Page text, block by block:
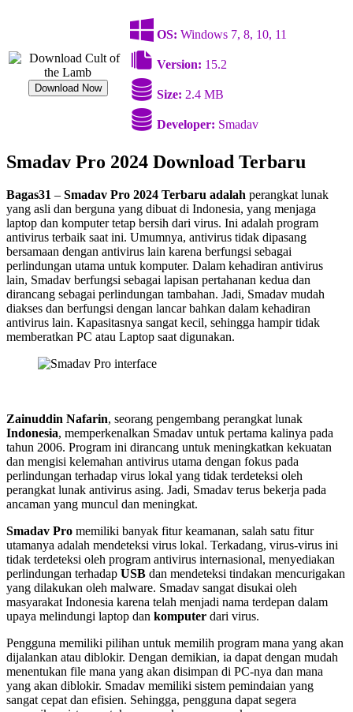
Download Now
OS: Windows 7, 8, 10, 11
Version: 15.2
Size: 2.4 MB
Developer: Smadav
Smadav Pro 2024 Download Terbaru
Bagas31 – Smadav Pro 2024 Terbaru adalah perangkat lunak
yang asli dan berguna yang dibuat di Indonesia, yang menjaga
laptop dan komputer tetap bersih dari virus. Ini adalah program
antivirus terbaik saat ini. Umumnya, antivirus tidak dipasang
bersamaan dengan antivirus lain karena berfungsi sebagai
perlindungan utama untuk komputer. Dalam kehadiran antivirus
lain, Smadav berfungsi sebagai lapisan pertahanan kedua dan
dirancang sebagai perlindungan tambahan. Jadi, Smadav mudah
diakses dan berfungsi dengan lancar bahkan dalam kehadiran
antivirus lain. Kapasitasnya sangat kecil, sehingga hampir tidak
memberatkan PC atau Laptop saat digunakan.
Zainuddin Nafarin, seorang pengembang perangkat lunak
Indonesia, memperkenalkan Smadav untuk pertama kalinya pada
tahun 2006. Program ini dirancang untuk meningkatkan kekuatan
dan mengisi kelemahan antivirus utama dengan fokus pada
perlindungan terhadap virus lokal yang tidak terdeteksi oleh
perangkat lunak antivirus asing. Jadi, Smadav terus bekerja pada
ancaman yang muncul dan meningkat.
Smadav Pro memiliki banyak fitur keamanan, salah satu fitur
utamanya adalah mendeteksi virus lokal. Terkadang, virus-virus ini
tidak terdeteksi oleh program antivirus internasional, menyediakan
perlindungan terhadap USB dan mendeteksi tindakan mencurigakan
yang dilakukan oleh malware. Smadav sangat disukai oleh
masyarakat Indonesia karena telah menjadi nama terdepan dalam
upaya melindungi laptop dan komputer dari virus.
Pengguna memiliki pilihan untuk memilih program mana yang akan
dijalankan atau diblokir. Dengan demikian, ia dapat dengan mudah
menentukan file mana yang akan disimpan di PC-nya dan mana
yang akan diblokir. Smadav memiliki sistem pemindaian yang
sangat cepat dan efisien. Sehingga, pengguna dapat segera